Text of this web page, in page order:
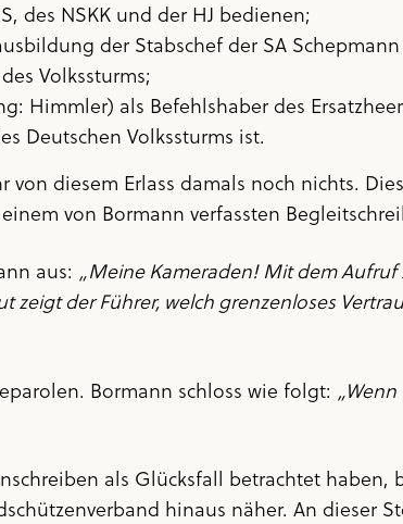
des NSKK und der HJ bedienen;
der Stabschef der SA
Volkssturms;
Himmler) als Befehlshaber des
Deutschen Volkssturms ist.
diesem Erlass damals noch nichts.
von Bormann verfassten
aus: „Meine Kameraden! Mit dem
zeigt der Führer, welch grenzenloses
Bormann schloss wie folgt:
als Glücksfall betrachtet
hinaus näher. An dieser